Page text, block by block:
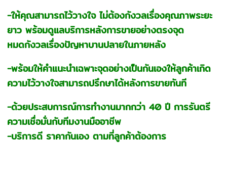
-ให้คุณสามารถไว้วางใจ ไม่ต้องกังวลเรื่องคุณภาพระยะ
ยาว พร้อมดูแลบริการหลังการขายอย่างตรงจุด
หมดกังวลเรื่องปัญหาบานปลายในภายหลัง
-พร้อมให้คำแนะนำเฉพาะจุดอย่างเป็นกันเองให้ลูกค้าเกิด
ความไว้วางใจสามารถปรึกษาได้หลังการขายทันที
-ด้วยประสบการณ์การทำงานมากกว่า 40 ปี การรันตรี
ความเชื่อมั่นกับทีมงานมืออาชีพ
-บริการดี ราคากันเอง ตามที่ลูกค้าต้องการ